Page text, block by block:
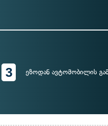
3 ეზოდან ავტომობილის